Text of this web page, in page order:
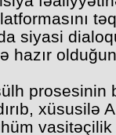
siyasi
hazır
prosesinin
xüsusilə